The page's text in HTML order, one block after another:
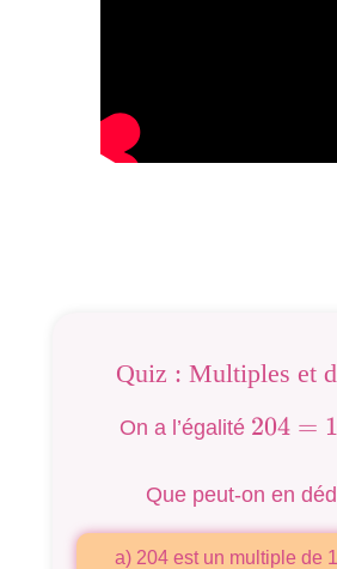
Quiz : Multiples et
On a l’égalité 204 =
Que peut-on en
a) 204 est un multiple de